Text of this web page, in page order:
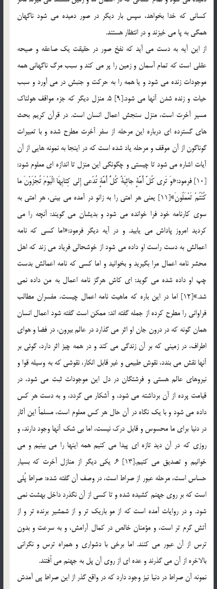
كساني كه خدا بخواهد، سپس بار ديگر در صور دميده مي شود ناگهان
همگي به پا مي خيزند و در انتظار هستند.
از اين آيه به دست مي آيد که نفخ صور در حقيقت يك صاعقه و صيحه
عقلي است كه تمام آسمان و زمين را پر مي كند و سبب مرگ ناگهاني همه
موجودات زنده مي شود و يا همه را به حركت و جنبش در مي آورد و سبب
حيات و زنده شدن آنها مي شود.[9] 5. منزل ديگر كه جزء مواقف هولناك
مسير آخرت است، منزل سنجش اعمال انسان است. در قرآن كريم بحث
هاي گسترده اي درباره اين مرحله از سفر آخرت مطرح شده و با تعبيرات
گوناگون از آن موقف و مرحله ياد شده است كه در اينجا به نمونه هايي از آن
آيات اشاره مي شود تا چيستي و چگونگي اين منزل تا اندازه اي معلوم شود:
[10] فرمود:«وَ تَري كُلَّ أُمَّةٍ جاثِيَةً كُلُّ أُمَّةٍ تُدْعي إِلي كِتابِهَا الْيَوْمَ تُجْزَوْنَ ما
كُنْتُمْ تَعْمَلُونَ»[11] يعني هر امتي را به زانو در آمده مي بيني، هر امتي به
سوي كارنامه خود فرا خوانده مي شود و بديشان مي گويند: آنچه را مي
كرديد امروز پاداش مي يابيد. و در آيه ديگر فرمود:«اما كسي كه نامه
اعمالش به دست راست او داده مي شود از خوشحالي فرياد مي زند كه اهل
محشر نامه اعمال مرا بگيريد و بخوانيد و اما كسي كه نامه اعمالش بدست
چپ او داده شده مي گويد: اي كاش هرگز نامه اعمال به من داده نمي
شد.»[12] اما در اين باره كه ماهيت نامه اعمال چيست، مفسران مطالب
فراواني را مطرح كرده از جمله گفته اند: ممكن است گفته شود اعمال انسان
همان گونه كه در درون جان او اثر مي گذارد در عالم بيرون، در فضا و هواي
اطراف، در زميني كه بر آن زندگي مي كند و در همه چيز اثر دارد، گوئي بر
آنها نقش مي بندد، نقوش طبيعي و غير قابل انكار، نقوشي كه به وسيله قوا و
نيروهاي عالم هستي و فرشتگان در دل اين موجودات ثبت مي شود، در
قيامت پرده از آن برداشته مي شود، و آشكار مي گردد، و به دست هر كس
داده مي شود و با يك نگاه در آن حال هر كس معلوم است، مسلماً اين آثار
در دنيا براي ما محسوس و قابل درك نيست، اما بي شك آنها وجود دارند، و
روزي كه در آن ديد تازه اي پيدا مي كنيم همه اينها را مي بينيم و مي
خوانيم و تصديق مي كنيم.[13] 6. يكي ديگر از منازل آخرت كه بسيار
حساس است، مرحله عبور از صراط است، در وصف آن گفته شده: صراط پُلي
است كه بر روي جهنم كشيده شده و تا كسي از آن نگذرد داخل بهشت نمي
شود. و در روايات آمده است كه از مو باريك تر و از شمشير برنده تر و از
آتش گرم تر است، و مؤمنان خالص در كمال آرامش،‌ و به سرعت و بدون
ترس از آن عبور مي كنند. اما برخي با دشواري و همراه ترس و نگراني
بالاخره از آن مي گذرند و عده اي از روي آن پل به جهنم مي اُفتند.
نمونه آن صراط در دنيا نيز وجود دارد كه در واقع گذر از اين صراط پي آمدش